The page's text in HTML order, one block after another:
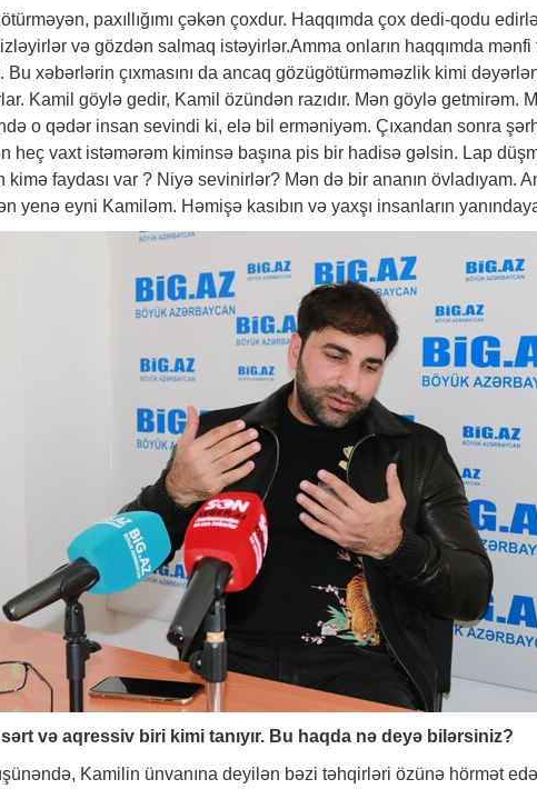
paxıllığımı çəkən çoxdur. Haqqımda çox dedi-qodu
və gözdən salmaq istəyirlər.Amma onların haqqımda
Bu xəbərlərin çıxmasını da ancaq gözügötürməməzlik kimi
Kamil göylə gedir, Kamil özündən razıdır. Mən göylə getmirəm.
o qədər insan sevindi ki, elə bil erməniyəm. Çıxandan sonra
heç vaxt istəmərəm kiminsə başına pis bir hadisə gəlsin. Lap
kimə faydası var ? Niyə sevinirlər? Mən də bir ananın övladıyam.
yenə eyni Kamiləm. Həmişə kasıbın və yaxşı insanların
və aqressiv biri kimi tanıyır. Bu haqda nə deyə bilərsiniz?
Kamilin ünvanına deyilən bəzi təhqirləri özünə hörmət